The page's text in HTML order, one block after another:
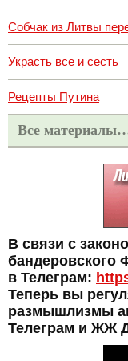
Собчак из Литвы
Украсть все и сесть
Рецепты Путина
Все
В связи с
бандеровского
в Телеграм:
Теперь вы
размышлизмы
Телеграм и ЖЖ